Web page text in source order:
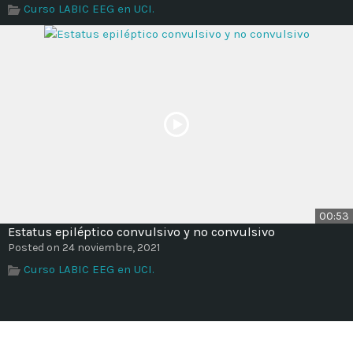
Curso LABIC EEG en UCI.
00:53
Estatus epiléptico convulsivo y no convulsivo
Posted on 24 noviembre, 2021
Curso LABIC EEG en UCI.